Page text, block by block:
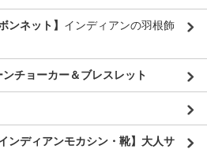
ネット】 インディアンの羽根飾
チョーカー＆ブレスレット
ンディアンモカシン・靴】大人サ